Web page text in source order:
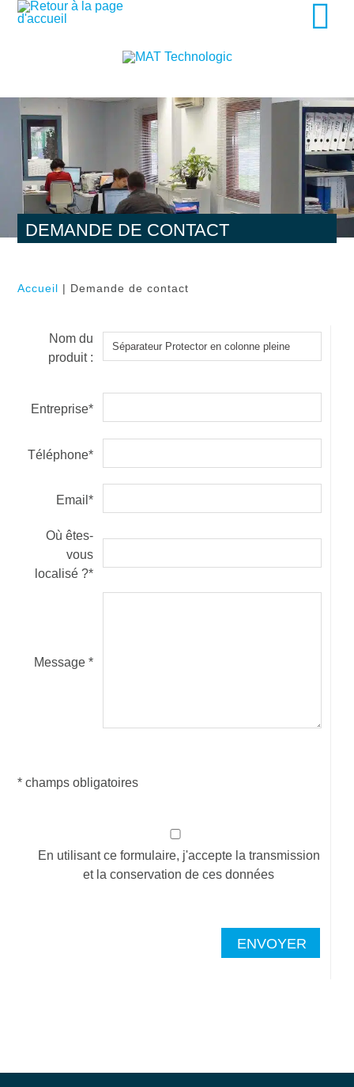
DEMANDE DE CONTACT
Accueil | Demande de contact
Nom du
produit :
Entreprise*
Téléphone*
Email*
Où êtes-
vous
localisé ?*
Message *
* champs obligatoires
En utilisant ce formulaire, j'accepte la transmission
et la conservation de ces données